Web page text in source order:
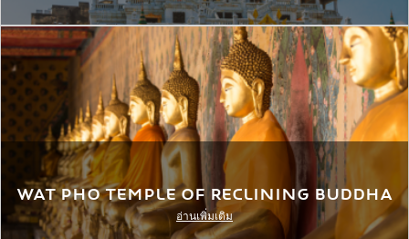
Wat Pho Temple of Reclining Buddha
อ่านเพิ่มเติม